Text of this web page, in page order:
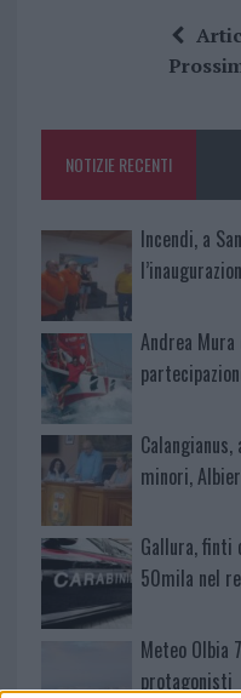
o
k
te
re
NOTIZIE RECENTI
Incendi, a
Andrea
minori,
Gallura, finti
50mila nel
Meteo Olbia
protagonisti